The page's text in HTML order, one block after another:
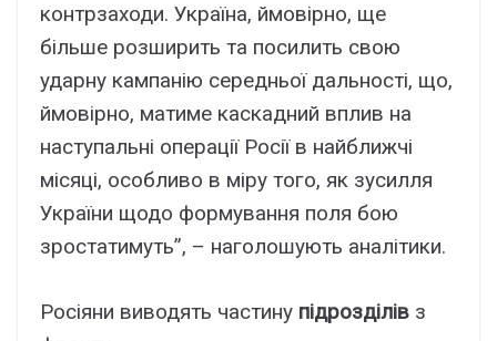
контрзаходи. Україна, ймовірно, ще
більше розширить та посилить свою
ударну кампанію середньої дальності, що,
ймовірно, матиме каскадний вплив на
наступальні операції Росії в найближчі
місяці, особливо в міру того, як зусилля
України щодо формування поля бою
зростатимуть”, – наголошують аналітики.
Росіяни виводять частину підрозділів з